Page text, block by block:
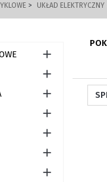
UKŁAD ELEKTRYCZNY






